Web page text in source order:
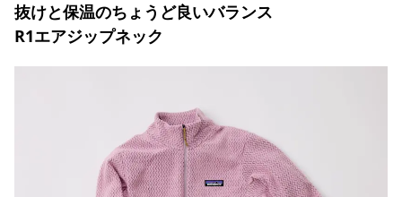
抜けと保温のちょうど良いバランス
R1エアジップネック